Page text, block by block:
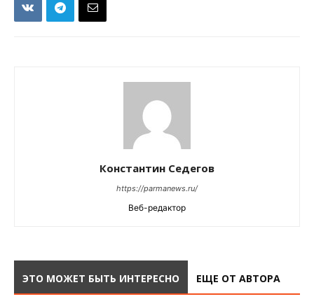
Константин Седегов
https://parmanews.ru/
Веб-редактор
ЭТО МОЖЕТ БЫТЬ ИНТЕРЕСНО ЕЩЕ ОТ АВТОРА